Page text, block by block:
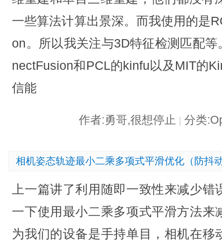
一些算法计算出景深。而我使用的是
on。所以我关注与3D特征检测匹配
nectFusion和PCL的kinfu以及MIT的
信能
作者:勇哥,很想停止 | 分类
相机姿态轨迹最小二乘多项式平滑优化（防抖
上一篇讲了利用随即一致性来减少
一下使用最小二乘多项式平滑方法来
为我们的设备是手持单目，相机在移